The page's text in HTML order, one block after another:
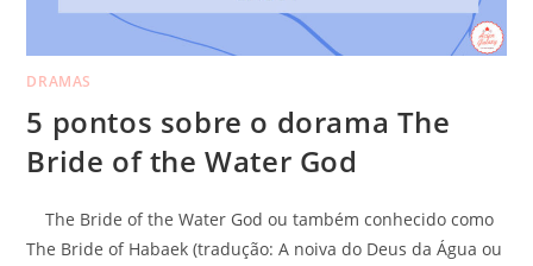
DRAMAS
5 pontos sobre o dorama The
Bride of the Water God
The Bride of the Water God ou também conhecido como
The Bride of Habaek (tradução: A noiva do Deus da Água ou